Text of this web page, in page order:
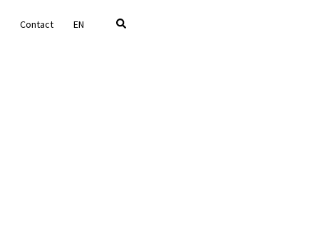
Contact EN Rechercher